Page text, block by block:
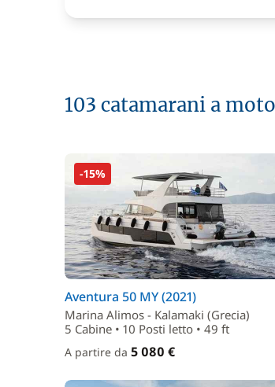
103 catamarani a
-15%
Aventura 50 MY (2021)
Marina Alimos - Kalamaki (Grecia)
5 Cabine • 10 Posti letto • 49 ft
A partire da 5 080 €